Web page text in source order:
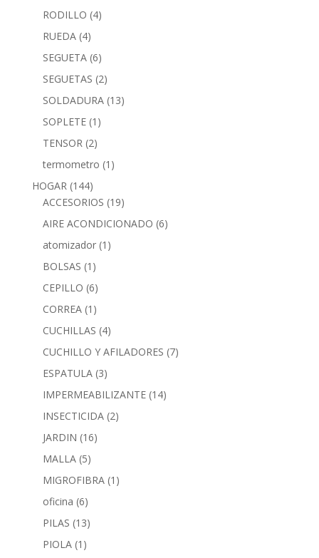
RODILLO (4)
RUEDA (4)
SEGUETA (6)
SEGUETAS (2)
SOLDADURA (13)
SOPLETE (1)
TENSOR (2)
termometro (1)
HOGAR (144)
ACCESORIOS (19)
AIRE ACONDICIONADO (6)
atomizador (1)
BOLSAS (1)
CEPILLO (6)
CORREA (1)
CUCHILLAS (4)
CUCHILLO Y AFILADORES (7)
ESPATULA (3)
IMPERMEABILIZANTE (14)
INSECTICIDA (2)
JARDIN (16)
MALLA (5)
MIGROFIBRA (1)
oficina (6)
PILAS (13)
PIOLA (1)